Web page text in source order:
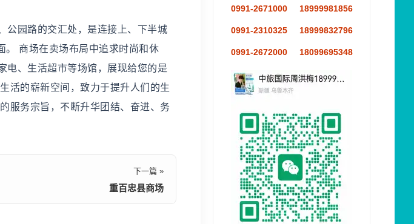
公园路的交汇处，是连接上、下半城
。 商场在卖场布局中追求时尚和休
电、生活超市等场馆，展现给您的是
活的崭新空间，致力于提升人们的生
服务宗旨，不断升华团结、奋进、务
下一篇 »
重百忠县商场
0991-2671000 18999981856
0991-2310325 18999832796
0991-2672000 18099695348